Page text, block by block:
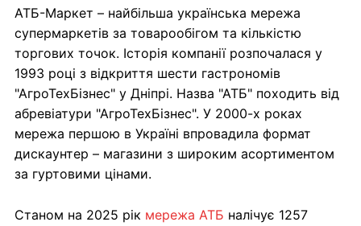
АТБ-Маркет – найбільша українська мережа
супермаркетів за товарообігом та кількістю
торгових точок. Історія компанії розпочалася у
1993 році з відкриття шести гастрономів
"АгроТехБізнес" у Дніпрі. Назва "АТБ" походить від
абревіатури "АгроТехБізнес". У 2000-х роках
мережа першою в Україні впровадила формат
дискаунтер – магазини з широким асортиментом
за гуртовими цінами.
Станом на 2025 рік мережа АТБ налічує 1257